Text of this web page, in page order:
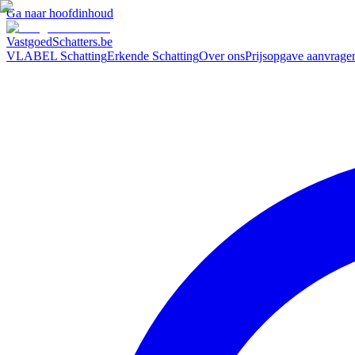
Ga naar hoofdinhoud
VastgoedSchatters.be
VLABEL SchattingErkende SchattingOver onsPrijsopgave